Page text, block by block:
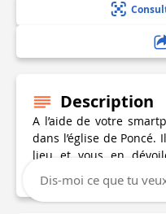
Description
A l’aide de votre
dans l’église de
lieu et vous en
murales, récemment
Dis-moi ce que tu